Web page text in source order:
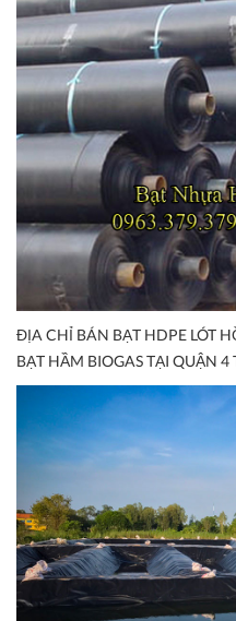
ĐỊA CHỈ BÁN BẠT HDPE LÓT
BẠT HẦM BIOGAS TẠI QUẬN